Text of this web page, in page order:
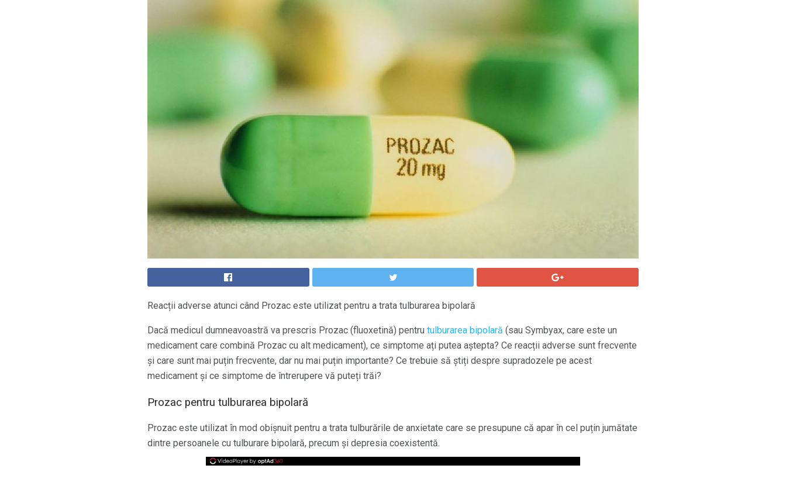
Reacții adverse atunci când Prozac este utilizat pentru a trata tulburarea bipolară
Dacă medicul dumneavoastră va prescris Prozac (fluoxetină) pentru tulburarea bipolară (sau Symbyax, care este un
medicament care combină Prozac cu alt medicament), ce simptome ați putea aștepta? Ce reacții adverse sunt frecvente
și care sunt mai puțin frecvente, dar nu mai puțin importante? Ce trebuie să știți despre supradozele pe acest
medicament și ce simptome de întrerupere vă puteți trăi?
Prozac pentru tulburarea bipolară
Prozac este utilizat în mod obișnuit pentru a trata tulburările de anxietate care se presupune că apar în cel puțin jumătate
dintre persoanele cu tulburare bipolară, precum și depresia coexistentă.